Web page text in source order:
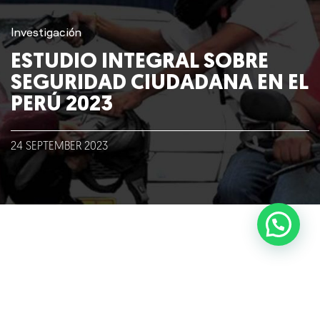
Blog
Talento
Conversemos
Investigación
ESTUDIO INTEGRAL SOBRE
SEGURIDAD CIUDADANA EN EL
PERÚ 2023
24 SEPTEMBER 2023